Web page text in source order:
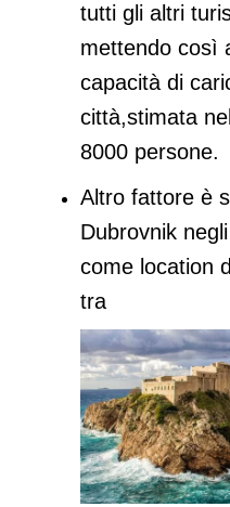
tutti gli altri
mettendo così
capacità di
città,stimata
8000 persone.
Altro fattore è
Dubrovnik
come location
tra